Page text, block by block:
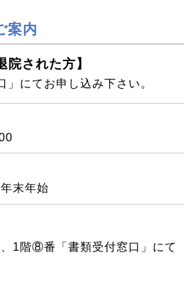
案内
院された方】
にてお申し込み下さい。
末年始
1階⑧番「書類受付窓口」にて